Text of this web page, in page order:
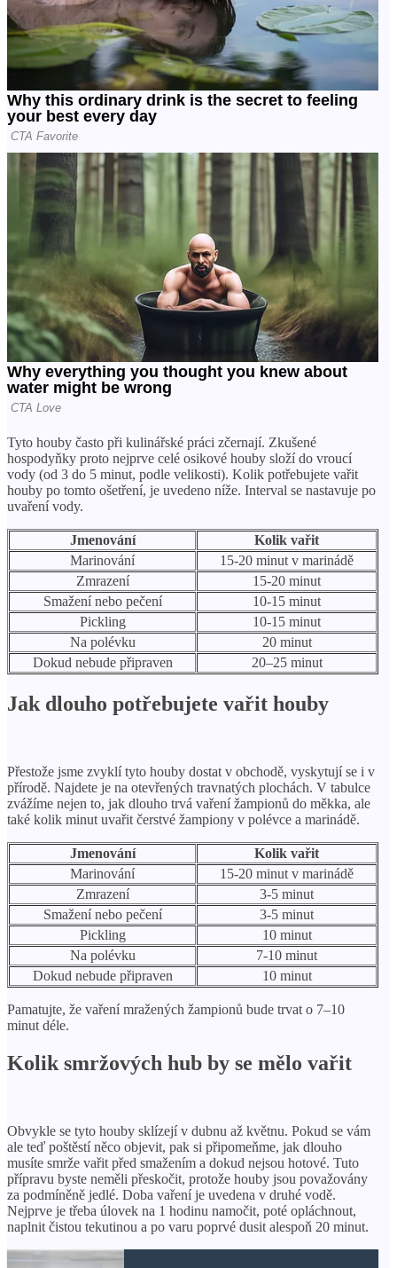
Tyto houby často při kulinářské práci zčernají. Zkušené
hospodyňky proto nejprve celé osikové houby složí do vroucí
vody (od 3 do 5 minut, podle velikosti). Kolik potřebujete vařit
houby po tomto ošetření, je uvedeno níže. Interval se nastavuje po
uvaření vody.
Jmenování
Kolik vařit
Marinování
15-20 minut v marinádě
Zmrazení
15-20 minut
Smažení nebo pečení
10-15 minut
Pickling
10-15 minut
Na polévku
20 minut
Dokud nebude připraven
20–25 minut
Jak dlouho potřebujete vařit houby
Přestože jsme zvyklí tyto houby dostat v obchodě, vyskytují se i v
přírodě. Najdete je na otevřených travnatých plochách. V tabulce
zvážíme nejen to, jak dlouho trvá vaření žampionů do měkka, ale
také kolik minut uvařit čerstvé žampiony v polévce a marinádě.
Jmenování
Kolik vařit
Marinování
15-20 minut v marinádě
Zmrazení
3-5 minut
Smažení nebo pečení
3-5 minut
Pickling
10 minut
Na polévku
7-10 minut
Dokud nebude připraven
10 minut
Pamatujte, že vaření mražených žampionů bude trvat o 7–10
minut déle.
Kolik smržových hub by se mělo vařit
Obvykle se tyto houby sklízejí v dubnu až květnu. Pokud se vám
ale teď poštěstí něco objevit, pak si připomeňme, jak dlouho
musíte smrže vařit před smažením a dokud nejsou hotové. Tuto
přípravu byste neměli přeskočit, protože houby jsou považovány
za podmíněně jedlé. Doba vaření je uvedena v druhé vodě.
Nejprve je třeba úlovek na 1 hodinu namočit, poté opláchnout,
naplnit čistou tekutinou a po varu poprvé dusit alespoň 20 minut.